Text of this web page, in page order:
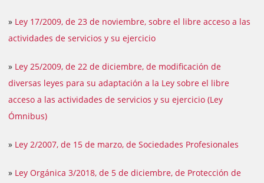
» Ley 17/2009, de 23 de noviembre, sobre el libre acceso a las
actividades de servicios y su ejercicio
» Ley 25/2009, de 22 de diciembre, de modificación de
diversas leyes para su adaptación a la Ley sobre el libre
acceso a las actividades de servicios y su ejercicio (Ley
Ómnibus)
» Ley 2/2007, de 15 de marzo, de Sociedades Profesionales
» Ley Orgánica 3/2018, de 5 de diciembre, de Protección de